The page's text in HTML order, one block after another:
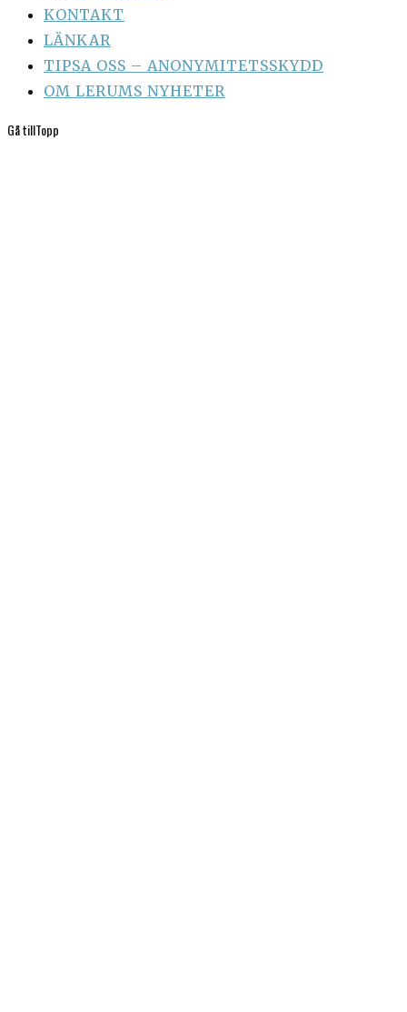
KONTAKT
LÄNKAR
TIPSA OSS – ANONYMITETSSKYDD
OM LERUMS NYHETER
Gå tillTopp